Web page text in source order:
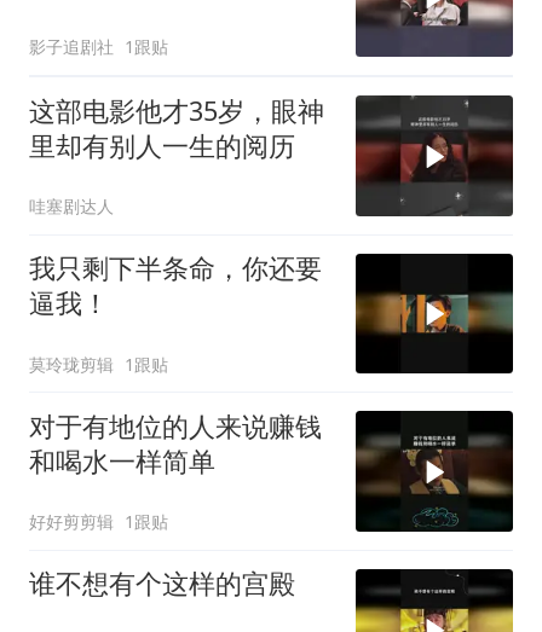
影子追剧社 1跟贴
这部电影他才35岁，眼神
里却有别人一生的阅历
哇塞剧达人
我只剩下半条命，你还要
逼我！
莫玲珑剪辑 1跟贴
对于有地位的人来说赚钱
和喝水一样简单
好好剪剪辑 1跟贴
谁不想有个这样的宫殿